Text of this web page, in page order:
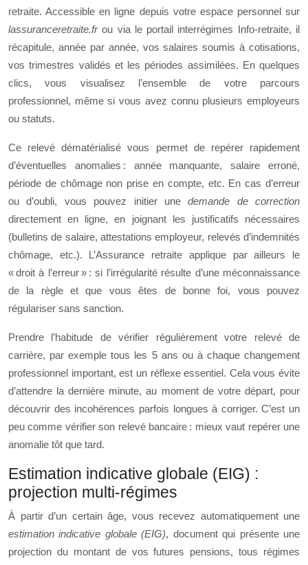
retraite. Accessible en ligne depuis votre espace personnel sur
lassuranceretraite.frou via le portail interrégimes Info‑retraite, il
récapitule, année par année, vos salaires soumis à cotisations,
vos trimestres validés et les périodes assimilées. En quelques
clics, vous visualisez l’ensemble de votre parcours
professionnel, même si vous avez connu plusieurs employeurs
ou statuts.
Ce relevé dématérialisé vous permet de repérer rapidement
d’éventuelles anomalies : année manquante, salaire erroné,
période de chômage non prise en compte, etc. En cas d’erreur
ou d’oubli, vous pouvez initier unedemande de correction
directement en ligne, en joignant les justificatifs nécessaires
(bulletins de salaire, attestations employeur, relevés d’indemnités
chômage, etc.). L’Assurance retraite applique par ailleurs le
« droit à l’erreur » : si l’irrégularité résulte d’une méconnaissance
de la règle et que vous êtes de bonne foi, vous pouvez
régulariser sans sanction.
Prendre l’habitude de vérifier régulièrement votre relevé de
carrière, par exemple tous les 5 ans ou à chaque changement
professionnel important, est un réflexe essentiel. Cela vous évite
d’attendre la dernière minute, au moment de votre départ, pour
découvrir des incohérences parfois longues à corriger. C’est un
peu comme vérifier son relevé bancaire : mieux vaut repérer une
anomalie tôt que tard.
Estimation indicative globale (EIG) :
projection multi‑régimes
À partir d’un certain âge, vous recevez automatiquement une
estimation indicative globale (EIG), document qui présente une
projection du montant de vos futures pensions, tous régimes